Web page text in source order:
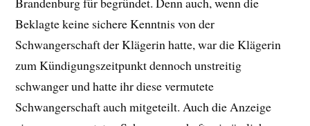
Beklagte keine sichere Kenntnis von der
Schwangerschaft der Klägerin hatte, war die Klägerin
zum Kündigungszeitpunkt dennoch unstreitig
schwanger und hatte ihr diese vermutete
Schwangerschaft auch mitgeteilt. Auch die Anzeige